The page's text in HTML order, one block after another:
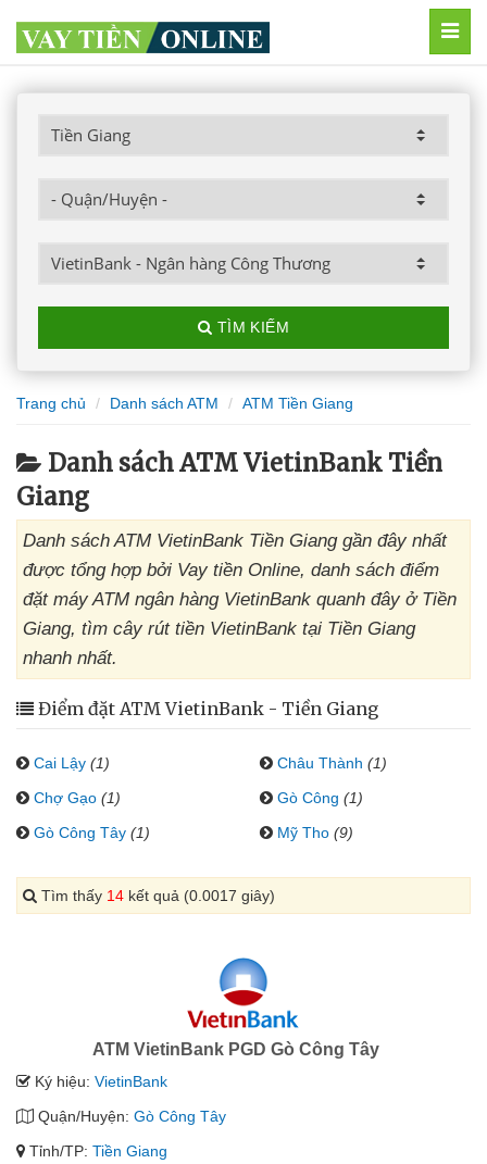
TÌM KIẾM
Trang chủ Danh sách ATM ATM Tiền Giang
Danh sách ATM VietinBank Tiền
Giang
Danh sách ATM VietinBank Tiền Giang gần đây nhất
được tổng hợp bởi Vay tiền Online, danh sách điểm
đặt máy ATM ngân hàng VietinBank quanh đây ở Tiền
Giang, tìm cây rút tiền VietinBank tại Tiền Giang
nhanh nhất.
Điểm đặt ATM VietinBank - Tiền Giang
Cai Lậy (1) Châu Thành (1)
Chợ Gạo (1) Gò Công (1)
Gò Công Tây (1) Mỹ Tho (9)
Tìm thấy 14 kết quả (0.0017 giây)
ATM VietinBank PGD Gò Công Tây
Ký hiệu: VietinBank
Quận/Huyện: Gò Công Tây
Tỉnh/TP: Tiền Giang